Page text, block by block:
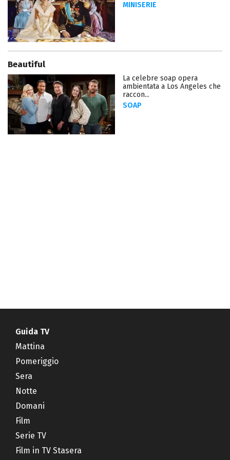
MINISERIE
Beautiful
La celebre soap opera
ambientata a Los Angeles che
raccon...
SOAP
Guida TV
Mattina
Pomeriggio
Sera
Notte
Domani
Film
Serie TV
Film in TV Stasera